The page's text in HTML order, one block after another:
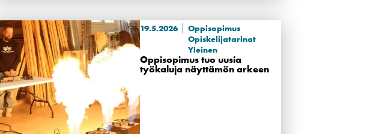
19.5.2026
Oppisopimus
Opiskelijatarinat
Yleinen
Oppisopimus tuo uusia
työkaluja näyttämön arkeen